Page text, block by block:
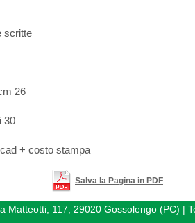
scritte
26
30
+ costo stampa
Salva la Pagina in PDF
Matteotti, 117, 29020 Gossolengo (PC) |